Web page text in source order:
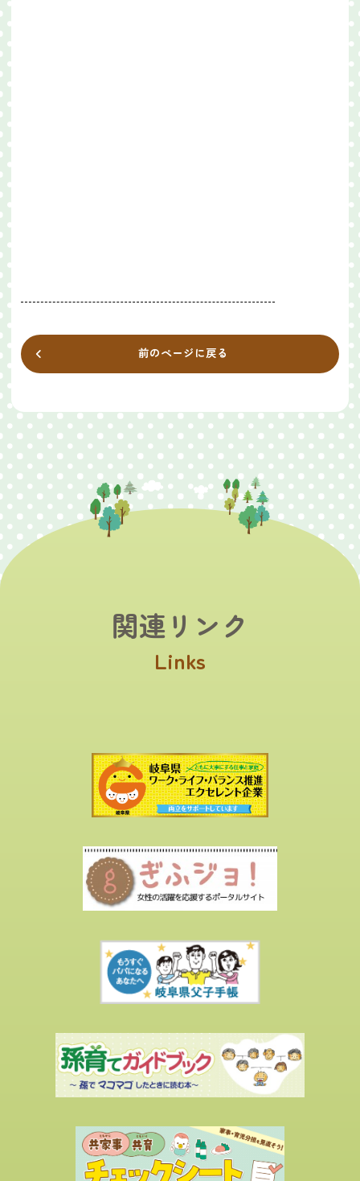
前のページに戻る
関連リンク
Links